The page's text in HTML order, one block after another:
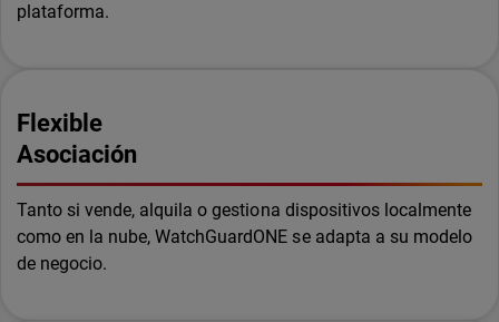
plataforma.
Flexible
Asociación
Tanto si vende, alquila o gestiona dispositivos localmente
como en la nube, WatchGuardONE se adapta a su modelo
de negocio.